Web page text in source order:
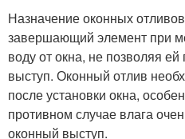
Назначение оконных
завершающий элемент при
воду от окна, не позволяя
выступ. Оконный отлив
после установки окна,
противном случае влага
оконный выступ.